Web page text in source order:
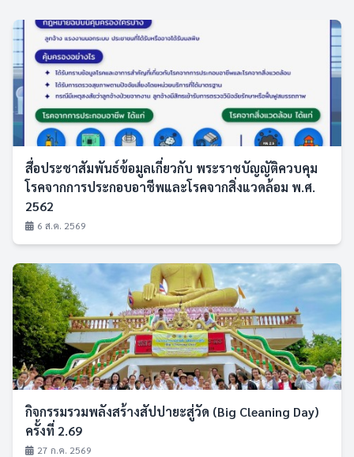
สื่อประชาสัมพันธ์ข้อมูลเกี่ยวกับ พระราชบัญญัติควบคุม
โรคจากการประกอบอาชีพและโรคจากสิ่งแวดล้อม พ.ศ.
2562
6 ส.ค. 2569
กิจกรรมรวมพลังสร้างสัปปายะสู่วัด (Big Cleaning Day)
ครั้งที่ 2.69
27 ก.ค. 2569